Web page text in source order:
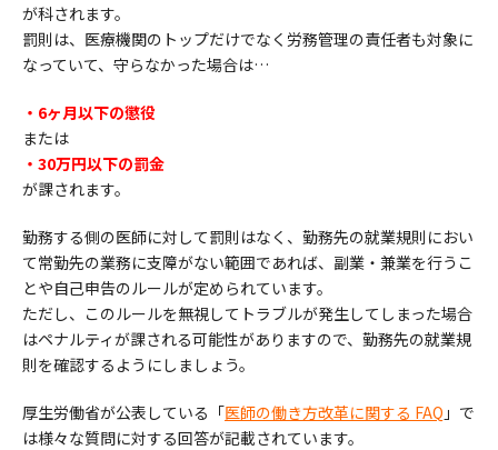
が科されます。
罰則は、医療機関のトップだけでなく労務管理の責任者も対象に
なっていて、守らなかった場合は…
・6ヶ月以下の懲役
または
・30万円以下の罰金
が課されます。
勤務する側の医師に対して罰則はなく、勤務先の就業規則におい
て常勤先の業務に支障がない範囲であれば、副業・兼業を行うこ
とや自己申告のルールが定められています。
ただし、このルールを無視してトラブルが発生してしまった場合
はペナルティが課される可能性がありますので、勤務先の就業規
則を確認するようにしましょう。
厚生労働省が公表している「医師の働き方改革に関する FAQ 」で
は様々な質問に対する回答が記載されています。